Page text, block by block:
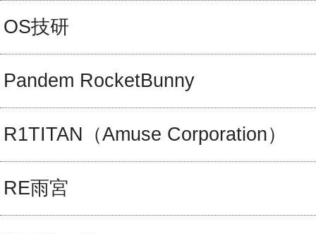
OS技研
Pandem RocketBunny
R1TITAN（Amuse Corporation）
RE雨宮